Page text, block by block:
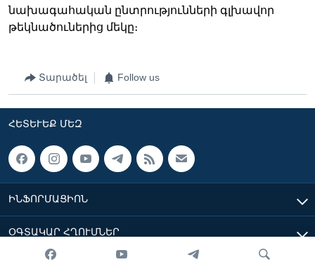
նախագահական ընտրությունների գլխավոր
թեկնածուներից մեկը։
Տարածել Follow us
ՀԵՏԵՒԵՔ ՄԵԶ
ԻՆՖՈՐՄԱՑԻՈՆ
ՕԳՏԱԿԱՐ ՀՂՈՒՄՆԵՐ